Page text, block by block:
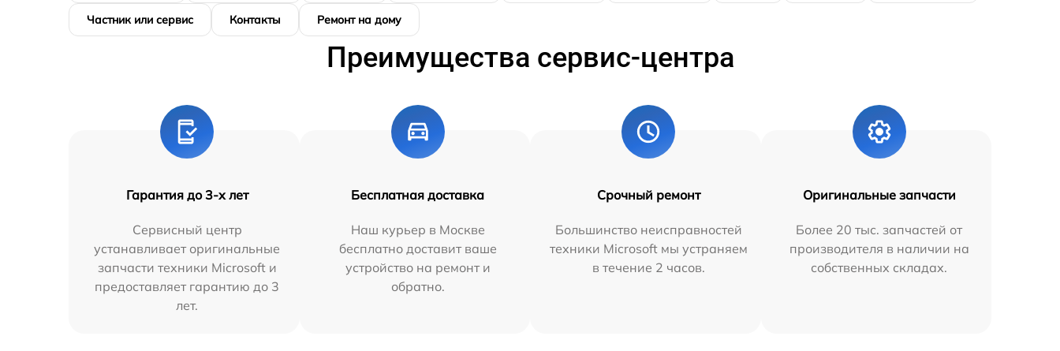
Частник или сервис Контакты Ремонт на дому
Преимущества сервис-центра
Гарантия до 3-х лет
Сервисный центр
устанавливает оригинальные
запчасти техники Microsoft и
предоставляет гарантию до 3
лет.
Бесплатная доставка
Наш курьер в Москве
бесплатно доставит ваше
устройство на ремонт и
обратно.
Срочный ремонт
Большинство неисправностей
техники Microsoft мы устраняем
в течение 2 часов.
Оригинальные запчасти
Более 20 тыс. запчастей от
производителя в наличии на
собственных складах.